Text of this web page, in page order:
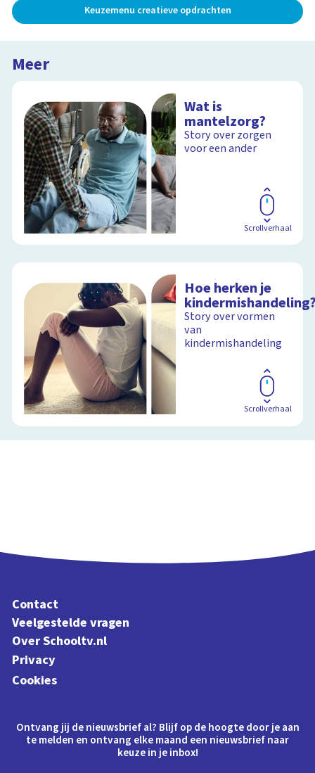
Keuzemenu creatieve opdrachten
Meer
Wat is
mantelzorg?
Story over zorgen
voor een ander
Scrollverhaal
Hoe herken je
Story over vormen
van
kindermishandeling
Scrollverhaal
Contact
Veelgestelde vragen
Over Schooltv.nl
Privacy
Cookies
Ontvang jij de nieuwsbrief al? Blijf op de hoogte door je aan
te melden en ontvang elke maand een nieuwsbrief naar
keuze in je inbox!